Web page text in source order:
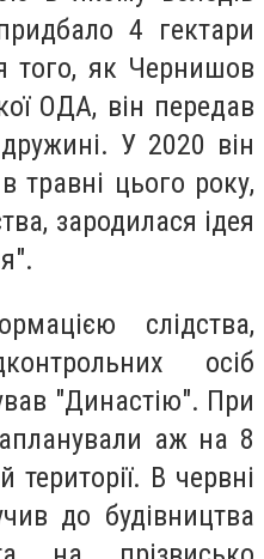
4 гектари
того, як Чернишов
ОДА, він передав
У 2020 він
травні цього року,
зародилася ідея
слідства,
осіб
"Династію". При
аж на 8
території. В червні
до будівництва